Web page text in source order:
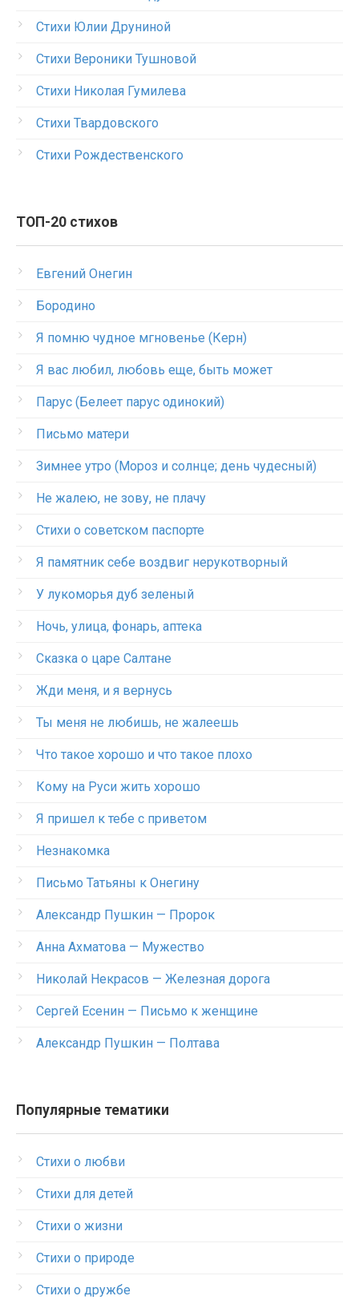
Стихи Юлии Друниной
Стихи Вероники Тушновой
Стихи Николая Гумилева
Стихи Твардовского
Стихи Рождественского
ТОП-20 стихов
Евгений Онегин
Бородино
Я помню чудное мгновенье (Керн)
Я вас любил, любовь еще, быть может
Парус (Белеет парус одинокий)
Письмо матери
Зимнее утро (Мороз и солнце; день чудесный)
Не жалею, не зову, не плачу
Стихи о советском паспорте
Я памятник себе воздвиг нерукотворный
У лукоморья дуб зеленый
Ночь, улица, фонарь, аптека
Сказка о царе Салтане
Жди меня, и я вернусь
Ты меня не любишь, не жалеешь
Что такое хорошо и что такое плохо
Кому на Руси жить хорошо
Я пришел к тебе с приветом
Незнакомка
Письмо Татьяны к Онегину
Александр Пушкин — Пророк
Анна Ахматова — Мужество
Николай Некрасов — Железная дорога
Сергей Есенин — Письмо к женщине
Александр Пушкин — Полтава
Популярные тематики
Стихи о любви
Стихи для детей
Стихи о жизни
Стихи о природе
Стихи о дружбе